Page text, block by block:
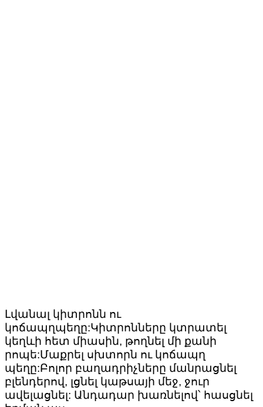
Լվանալ կիտրոնն ու
կոճապղպեղը:Կիտրոնները կտրատել
կեղևի հետ միասին, թողնել մի քանի
րոպե:Մաքրել սխտորն ու կոճապղ
պեղը:Բոլոր բաղադրիչները մանրացնել
բլենդերով, լցնել կաթսայի մեջ, ջուր
ավելացնել: Անդադար խառնելով՝ հասցնել